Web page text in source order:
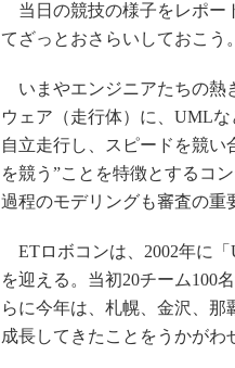
当日の競技の様子をレポー
てざっとおさらいしておこう。
いまやエンジニアたちの熱
ウェア（走行体）に、UML
自立走行し、スピードを競
を競う”ことを特徴とするコ
過程のモデリングも審査の重
ETロボコンは、2002年に
を迎える。当初20チーム100
らに今年は、札幌、金沢、那
成長してきたことをうかがわ